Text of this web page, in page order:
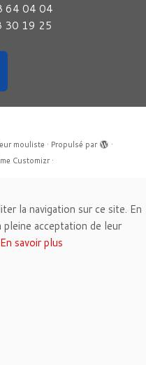
64 04 04
30 19 25
mouliste · Propulsé par
·
Customizr·
la navigation sur ce site. En
acceptation de leur
En savoir plus